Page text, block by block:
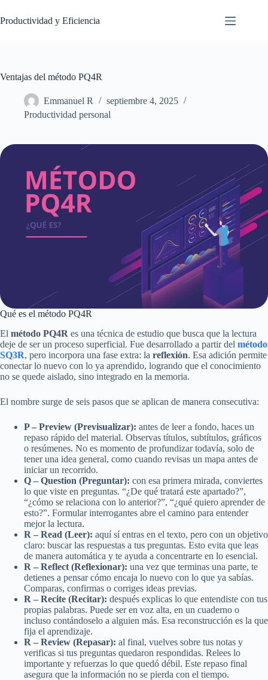
al
contenido
Productividad y Eficiencia
Ventajas del método PQ4R
Emmanuel R
septiembre 4, 2025
Productividad personal
Qué es el método PQ4R
El método PQ4R es una técnica de estudio que busca que la lectura
deje de ser un proceso superficial. Fue desarrollado a partir del método
SQ3R, pero incorpora una fase extra: la reflexión. Esa adición permite
conectar lo nuevo con lo ya aprendido, logrando que el conocimiento
no se quede aislado, sino integrado en la memoria.
El nombre surge de seis pasos que se aplican de manera consecutiva:
P – Preview (Previsualizar): antes de leer a fondo, haces un
repaso rápido del material. Observas títulos, subtítulos, gráficos
o resúmenes. No es momento de profundizar todavía, solo de
tener una idea general, como cuando revisas un mapa antes de
iniciar un recorrido.
Q – Question (Preguntar): con esa primera mirada, conviertes
lo que viste en preguntas. “¿De qué tratará este apartado?”,
“¿cómo se relaciona con lo anterior?”, “¿qué quiero aprender de
esto?”. Formular interrogantes abre el camino para entender
mejor la lectura.
R – Read (Leer): aquí sí entras en el texto, pero con un objetivo
claro: buscar las respuestas a tus preguntas. Esto evita que leas
de manera automática y te ayuda a concentrarte en lo esencial.
R – Reflect (Reflexionar): una vez que terminas una parte, te
detienes a pensar cómo encaja lo nuevo con lo que ya sabías.
Comparas, confirmas o corriges ideas previas.
R – Recite (Recitar): después explicas lo que entendiste con tus
propias palabras. Puede ser en voz alta, en un cuaderno o
incluso contándoselo a alguien más. Esa reconstrucción es la que
fija el aprendizaje.
R – Review (Repasar): al final, vuelves sobre tus notas y
verificas si tus preguntas quedaron respondidas. Relees lo
importante y refuerzas lo que quedó débil. Este repaso final
asegura que la información no se pierda con el tiempo.